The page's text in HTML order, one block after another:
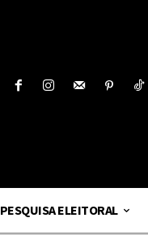
PESQUISA ELEITORAL